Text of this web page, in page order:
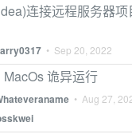
连接远程服务器项
• Sep 20, 2022
MacOs 诡异运行
• Aug 27,